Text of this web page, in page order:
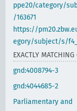
ppe20/category/
/163671
https://
egory/subject/s/
EXACTLY MATCHING
gnd:4008794-3
gnd:4044685-2
Parliamentary and